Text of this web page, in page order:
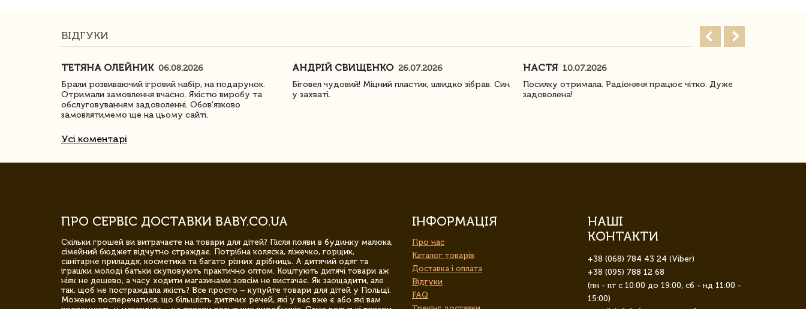
ВІДГУКИ
ТЕТЯНА ОЛЕЙНИК 06.08.2026
Брали розвиваючий ігровий набір, на подарунок.
Отримали замовлення вчасно. Якістю виробу та
обслуговуванням задоволенні. Обов'язково
замовлятимемо ще на цьому сайті.
АНДРІЙ СВИЩЕНКО 26.07.2026
Біговел чудовий! Міцний пластик, швидко зібрав. Син
у захваті.
НАСТЯ 10.07.2026
Посилку отримала. Радіоняня працює чітко. Дуже
задоволена!
Усі коментарі
ПРО СЕРВІС ДОСТАВКИ BABY.CO.UA
Скільки грошей ви витрачаєте на товари для дітей? Після появи в будинку малюка,
сімейний бюджет відчутно страждає. Потрібна коляска, ліжечко, горщик,
санітарне приладдя, косметика та багато різних дрібниць. А дитячий одяг та
іграшки молоді батьки скуповують практично оптом. Коштують дитячі товари аж
ніяк не дешево, а часу ходити магазинами зовсім не вистачає. Як заощадити, але
так, щоб не постраждала якість? Все просто – купуйте товари для дітей у Польщі.
Можемо посперечатися, що більшість дитячих речей, які у вас вже є або які вам
ІНФОРМАЦІЯ
Про нас
Каталог товарів
Доставка і оплата
Відгуки
FAQ
НАШІ
КОНТАКТИ
+38 (068) 784 43 24 (Viber)
+38 (095) 788 12 68
(пн - пт с 10:00 до 19:00, сб - нд 11:00 -
15:00)